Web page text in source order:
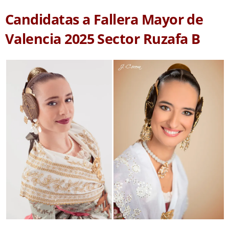
Candidatas a Fallera Mayor de
Valencia 2025 Sector Ruzafa B